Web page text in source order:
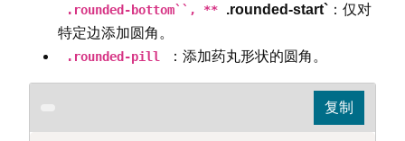
.rounded-bottom``, ** .rounded-start` ：仅对
特定边添加圆角。
.rounded-pill ：添加药丸形状的圆角。